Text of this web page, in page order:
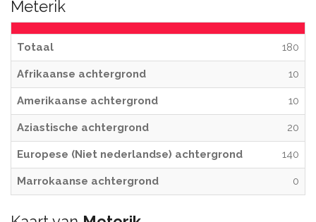
Meterik
Totaal 180
Afrikaanse achtergrond 10
Amerikaanse achtergrond 10
Aziastische achtergrond 20
Europese (Niet nederlandse) achtergrond 140
Marrokaanse achtergrond 0